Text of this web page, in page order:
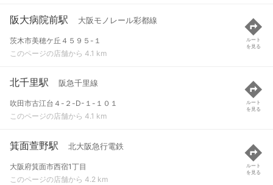
阪大病院前駅 大阪モノレール彩都線
茨木市美穂ケ丘４５９５-１
このページの店舗から 4.1 km
ルート
を見る
北千里駅 阪急千里線
吹田市古江台４-２-D-１-１０１
このページの店舗から 4.1 km
ルート
を見る
箕面萱野駅 北大阪急行電鉄
大阪府箕面市西宿1丁目
このページの店舗から 4.2 km
ルート
を見る